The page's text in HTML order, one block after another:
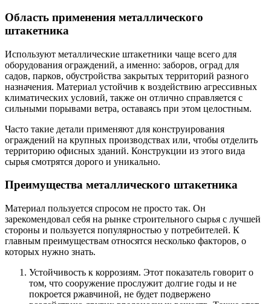
Область применения металлического
штакетника
Используют металлические штакетники чаще всего для
оборудования ограждений, а именно: заборов, оград для
садов, парков, обустройства закрытых территорий разного
назначения. Материал устойчив к воздействию агрессивных
климатических условий, также он отлично справляется с
сильными порывами ветра, оставаясь при этом целостным.
Часто такие детали применяют для конструирования
ограждений на крупных производствах или, чтобы отделить
территорию офисных зданий. Конструкции из этого вида
сырья смотрятся дорого и уникально.
Преимущества металлического штакетника
Материал пользуется спросом не просто так. Он
зарекомендовал себя на рынке строительного сырья с лучшей
стороны и пользуется популярностью у потребителей. К
главным преимуществам относятся несколько факторов, о
которых нужно знать.
Устойчивость к коррозиям. Этот показатель говорит о
том, что сооружение прослужит долгие годы и не
покроется ржавчиной, не будет подвержено